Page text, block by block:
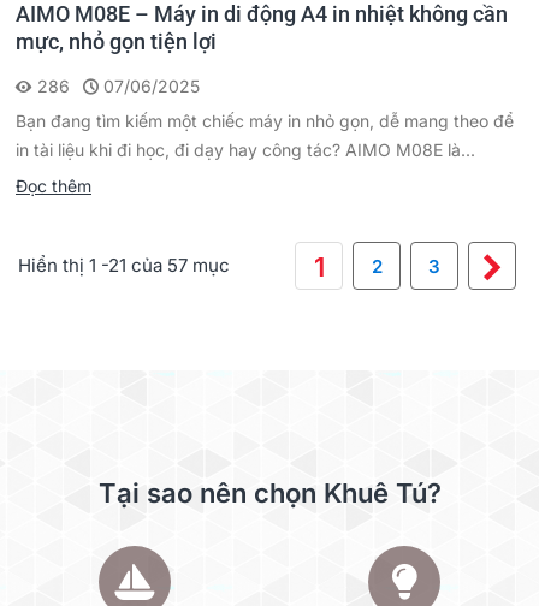
AIMO M08E – Máy in di động A4 in nhiệt không cần
mực, nhỏ gọn tiện lợi
286
07/06/2025
Bạn đang tìm kiếm một chiếc máy in nhỏ gọn, dễ mang theo để
in tài liệu khi đi học, đi dạy hay công tác? AIMO M08E là...
Đọc thêm
Hiển thị 1 -21 của 57 mục 1 2 3
Tại sao nên chọn Khuê Tú?